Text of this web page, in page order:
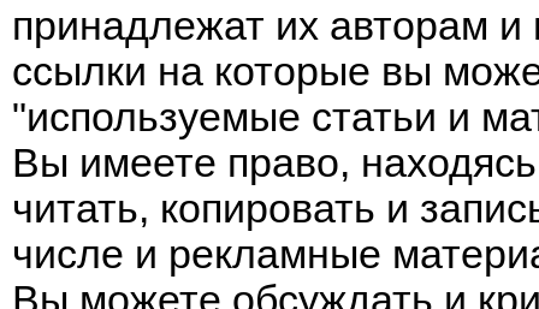
принадлежат их авторам и
ссылки на которые вы
"используемые статьи и
Вы имеете право,
читать, копировать и
числе и рекламные